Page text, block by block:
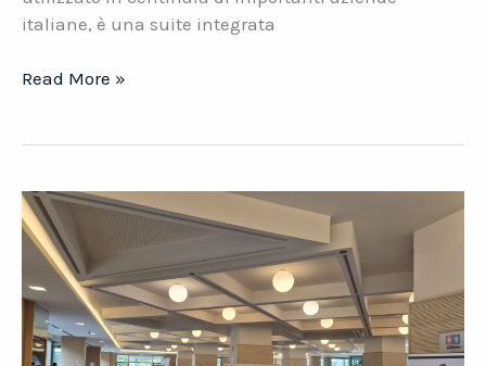
italiane, è una suite integrata
Vela
contabile
per
le
PMI
italiane
Read More »